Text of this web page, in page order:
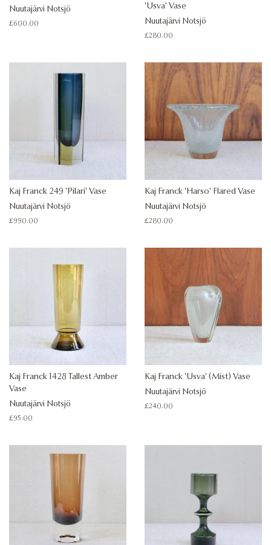
Nuutajärvi Notsjö
Regular
£600.00
'Usva' Vase
Nuutajärvi Notsjö
Regular
£280.00
Kaj Franck 249 'Pilari' Vase
Nuutajärvi Notsjö
Regular
£990.00
Kaj Franck 'Harso' Flared Vase
Nuutajärvi Notsjö
Regular
£280.00
Kaj Franck 1428 Tallest Amber
Vase
Nuutajärvi Notsjö
Regular
£95.00
Kaj Franck 'Usva' (Mist) Vase
Nuutajärvi Notsjö
Regular
£240.00